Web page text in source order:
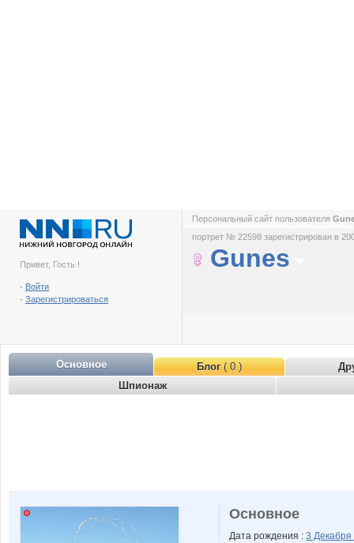
Привет, Гость !
- Войти
- Зарегистрироваться
Персональный сайт пользователя
портрет № 22598 зарегистрирован в
Gunes
Основное Блог( 0 )
Шпионаж
Основное
Дата рождения : 3 Декабря